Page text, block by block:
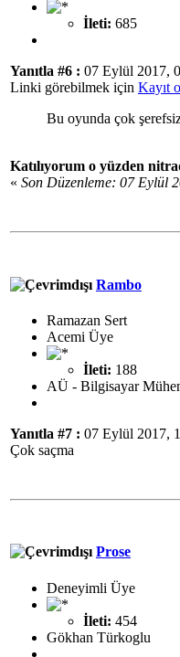
İleti: 685
Yanıtla #6 : 07 Eylül 2017,
Linki görebilmek için Kayıt
Bu oyunda çok
Katılıyorum o yüzden
« Son Düzenleme: 07 Eylül
Rambo
Ramazan Sert
Acemi Üye
İleti: 188
AÜ - Bilgisayar
Yanıtla #7 : 07 Eylül 2017,
Çok saçma
Prose
Deneyimli Üye
İleti: 454
Gökhan Türkoglu